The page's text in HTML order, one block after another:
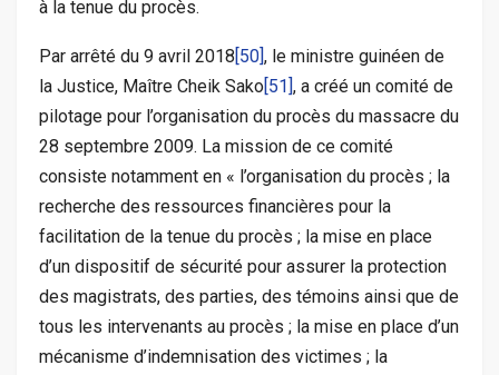
à la tenue du procès.
Par arrêté du 9 avril 2018 [50] , le ministre guinéen de
la Justice, Maître Cheik Sako [51] , a créé un comité de
pilotage pour l’organisation du procès du massacre du
28 septembre 2009. La mission de ce comité
consiste notamment en « l’organisation du procès ; la
recherche des ressources financières pour la
facilitation de la tenue du procès ; la mise en place
d’un dispositif de sécurité pour assurer la protection
des magistrats, des parties, des témoins ainsi que de
tous les intervenants au procès ; la mise en place d’un
mécanisme d’indemnisation des victimes ; la